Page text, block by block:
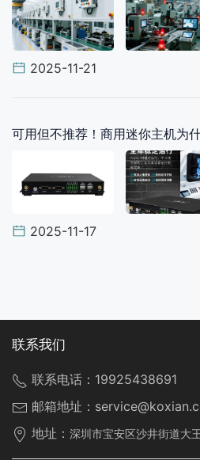
2025-11-21
可用但不推荐！商用迷你主机为
2025-11-17
联系我们
联系电话： 19925438691
邮箱地址：
地址： 深圳市宝安区沙井街道大